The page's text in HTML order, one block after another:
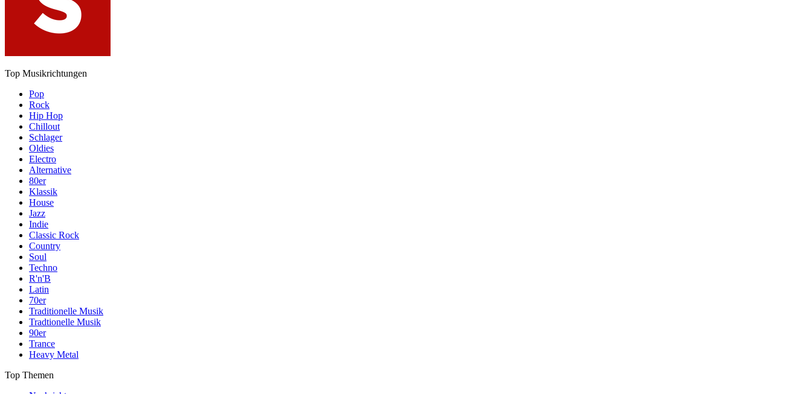
Top Musikrichtungen
Pop
Rock
Hip Hop
Chillout
Schlager
Oldies
Electro
Alternative
80er
Klassik
House
Jazz
Indie
Classic Rock
Country
Soul
Techno
R'n'B
Latin
70er
Traditionelle Musik
Tradtionelle Musik
90er
Trance
Heavy Metal
Top Themen